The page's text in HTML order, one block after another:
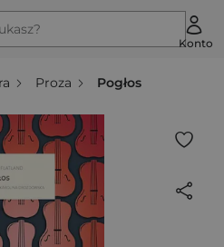
Konto
Proza Pogłos